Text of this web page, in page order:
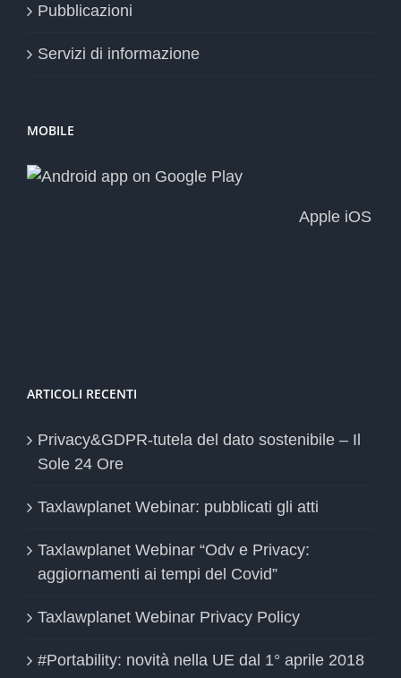
Pubblicazioni
Servizi di informazione
MOBILE
Apple iOS
ARTICOLI RECENTI
Privacy&GDPR-tutela del dato sostenibile – Il
Sole 24 Ore
Taxlawplanet Webinar: pubblicati gli atti
Taxlawplanet Webinar “Odv e Privacy:
aggiornamenti ai tempi del Covid”
Taxlawplanet Webinar Privacy Policy
#Portability: novità nella UE dal 1° aprile 2018